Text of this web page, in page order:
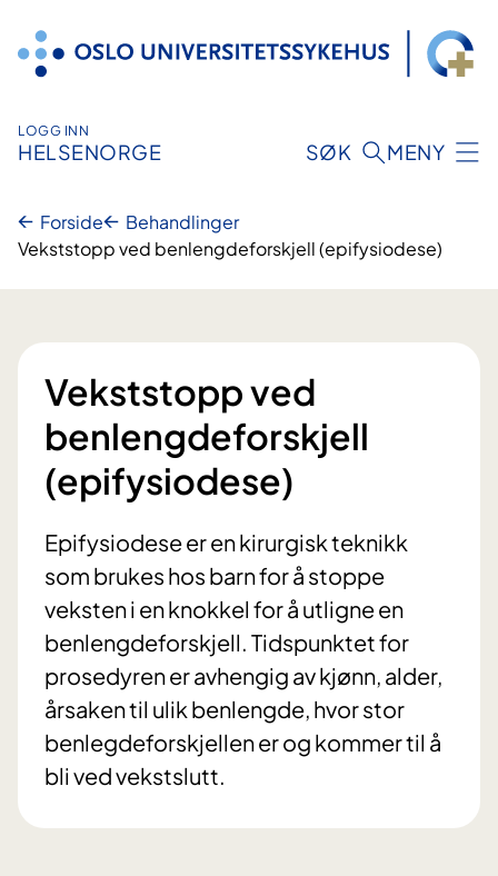
innhold
LOGG INN
HELSENORGE SØK MENY
Forside
Behandlinger
Vekststopp ved benlengdeforskjell (epifysiodese)
Vekststopp ved
benlengdeforskjell
(epifysiodese)
Epifysiodese er en kirurgisk teknikk
som brukes hos barn for å stoppe
veksten i en knokkel for å utligne en
benlengdeforskjell. Tidspunktet for
prosedyren er avhengig av kjønn, alder,
årsaken til ulik benlengde, hvor stor
benlegdeforskjellen er og kommer til å
bli ved vekstslutt.